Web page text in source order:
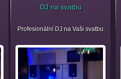
DJ na svatbu
Profesionální DJ na Vaši svatbu